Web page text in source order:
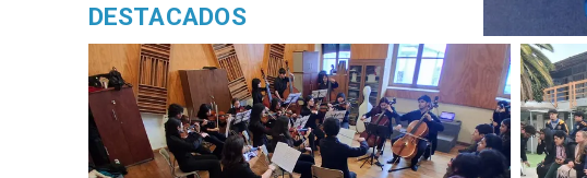
DESTACADOS